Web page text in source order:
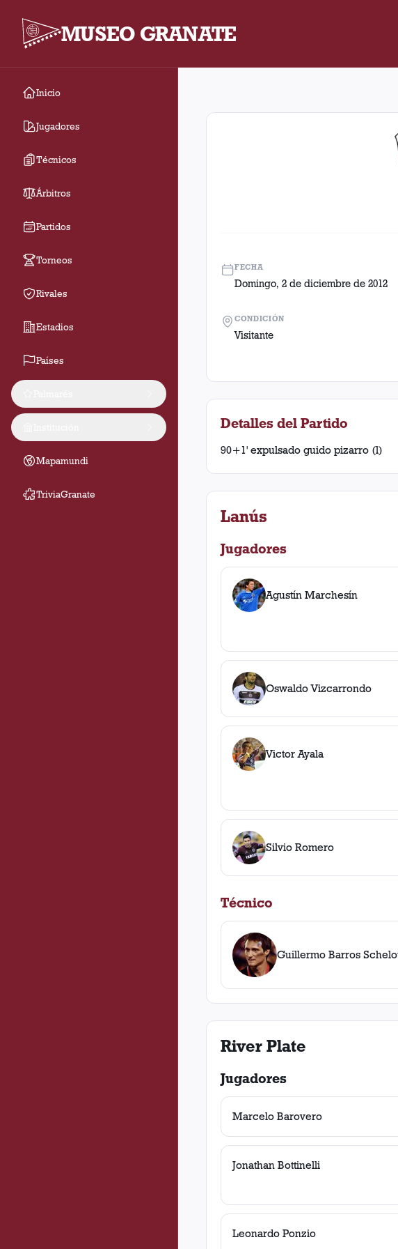
MUSEO GRANATE
Inicio
Jugadores
Técnicos
Árbitros
Partidos
Torneos
Rivales
Estadios
Países
Mapamundi
TriviaGranate
Fecha 18. Partido entre Lanús y River
FECHA
Domingo, 2 de diciembre de 2012
CONDICIÓN
Visitante
Detalles del Partido
90+1' expulsado guido pizarro (l)
Lanús
Jugadores
Agustín Marchesín
Oswaldo Vizcarrondo
Victor Ayala
Silvio Romero
Técnico
Guillermo Barros
River Plate
Jugadores
Marcelo Barovero
Jonathan Bottinelli
Leonardo Ponzio